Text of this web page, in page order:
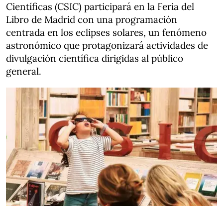
Científicas (CSIC) participará en la Feria del
Libro de Madrid con una programación
centrada en los eclipses solares, un fenómeno
astronómico que protagonizará actividades de
divulgación científica dirigidas al público
general.